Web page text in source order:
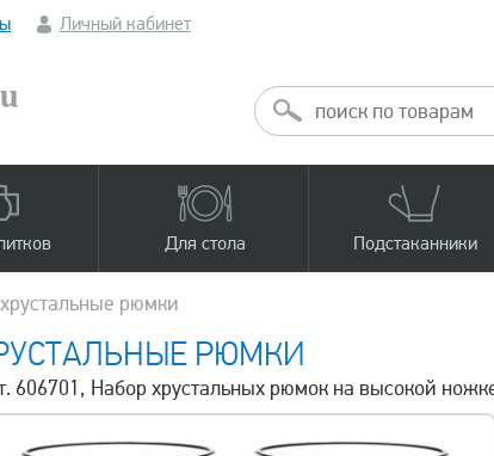
Личный кабинет
Для стола Подстаканники
хрустальные рюмки
РЮМКИ
606701, Набор хрустальных рюмок на высокой